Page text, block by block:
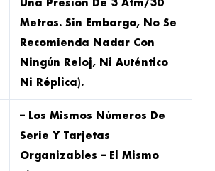
Una Presión De 3 Atm/30
Metros. Sin Embargo, No Se
Recomienda Nadar Con
Ningún Reloj, Ni Auténtico
Ni Réplica).
– Los Mismos Números De
Serie Y Tarjetas
Organizables – El Mismo